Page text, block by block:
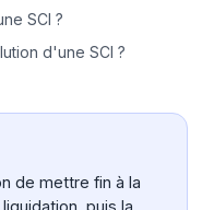
SCI ?
d'une SCI ?
de mettre fin à la
puis la